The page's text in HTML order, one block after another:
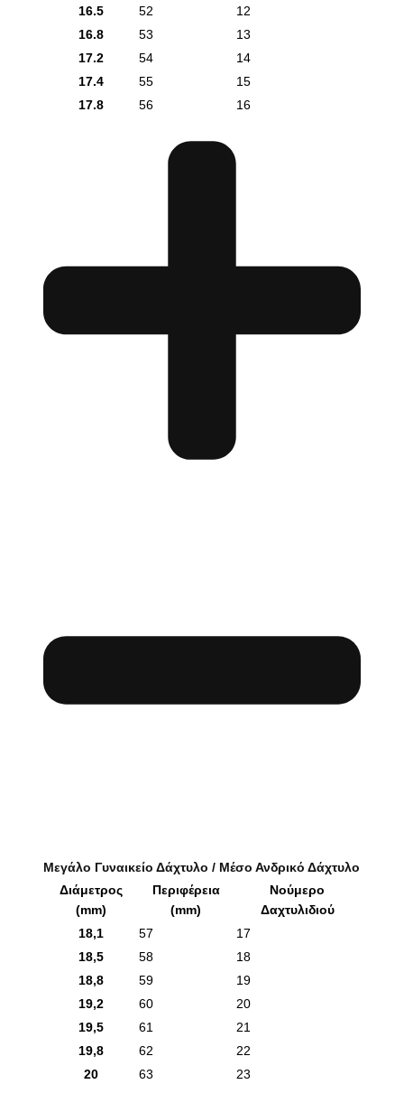
16.5
52
12
16.8
53
13
17.2
54
14
17.4
55
15
17.8
56 16
Μεγάλο Γυναικείο Δάχτυλο / Μέσο Ανδρικό Δάχτυλο
Διάμετρος
(mm)
Περιφέρεια
(mm)
Νούμερο
Δαχτυλιδιού
18,1
57
17
18,5
58
18
18,8
59
19
19,2
60
20
19,5
61
21
19,8
62
22
20
63 23